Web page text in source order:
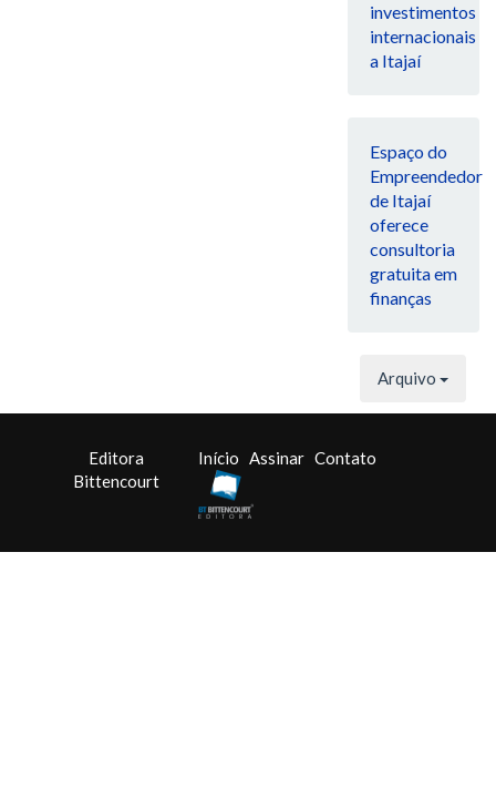
investimentos
internacionais
a Itajaí
Espaço do
Empreendedor
de Itajaí
oferece
consultoria
gratuita em
finanças
Arquivo
Editora
Bittencourt
Início Assinar Contato